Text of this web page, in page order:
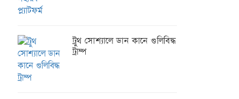
ট্রুথ সোশ্যালে ডান কানে গুলিবিদ্ধ
ট্রাম্প